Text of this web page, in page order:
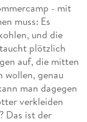
- mit
muss: Es
und die
plötzlich
auf, die mitten
wollen, genau
man dagegen
verkleiden
Das ist der